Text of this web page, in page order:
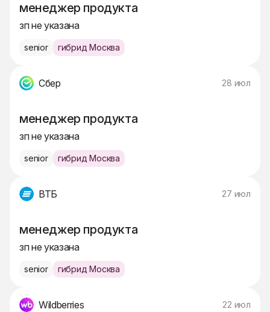
менеджер продукта
зп не указана
senior гибрид Москва
Сбер 28 июл
менеджер продукта
зп не указана
senior гибрид Москва
ВТБ 27 июл
менеджер продукта
зп не указана
senior гибрид Москва
Wildberries 22 июл